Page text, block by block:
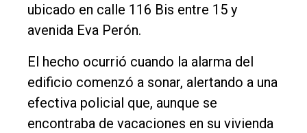
Contacto
ubicado en calle 116 Bis entre 15 y
avenida Eva Perón.
El hecho ocurrió cuando la alarma del
edificio comenzó a sonar, alertando a una
efectiva policial que, aunque se
encontraba de vacaciones en su vivienda